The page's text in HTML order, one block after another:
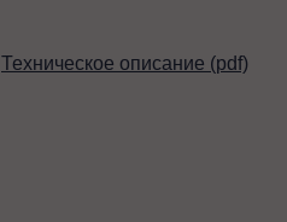
Техническое описание (pdf)